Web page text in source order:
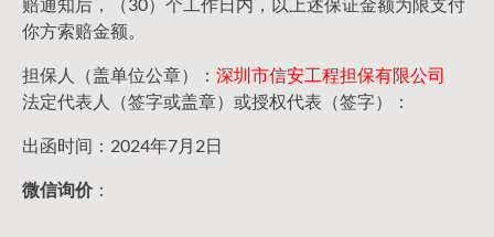
你方索赔金额。
担保人（盖单位公章）： 深圳市信安工程担保有限公司
法定代表人（签字或盖章）或授权代表（签字）：
出函时间：2024年7月2日
微信询价：